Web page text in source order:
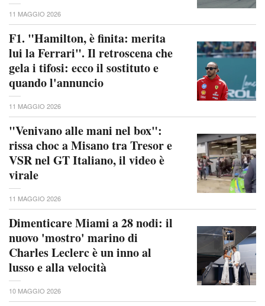
11 MAGGIO 2026
F1. "Hamilton, è finita: merita
lui la Ferrari". Il retroscena che
gela i tifosi: ecco il sostituto e
quando l'annuncio
11 MAGGIO 2026
"Venivano alle mani nel box":
rissa choc a Misano tra Tresor e
VSR nel GT Italiano, il video è
virale
11 MAGGIO 2026
Dimenticare Miami a 28 nodi: il
nuovo 'mostro' marino di
Charles Leclerc è un inno al
lusso e alla velocità
10 MAGGIO 2026